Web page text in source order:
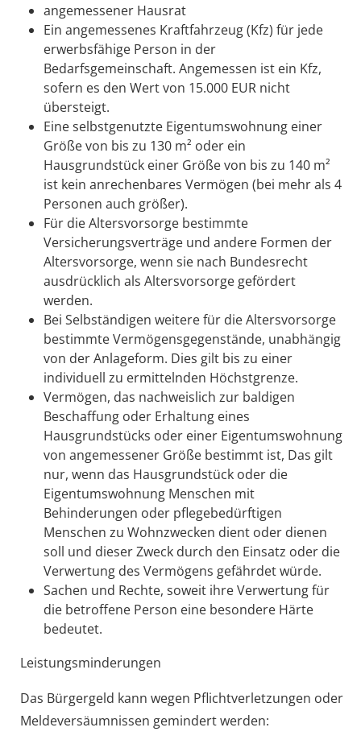
angemessener Hausrat
Ein angemessenes Kraftfahrzeug (Kfz) für jede
erwerbsfähige Person in der
Bedarfsgemeinschaft. Angemessen ist ein Kfz,
sofern es den Wert von 15.000 EUR nicht
übersteigt.
Eine selbstgenutzte Eigentumswohnung einer
Größe von bis zu 130 m² oder ein
Hausgrundstück einer Größe von bis zu 140 m²
ist kein anrechenbares Vermögen (bei mehr als 4
Personen auch größer).
Für die Altersvorsorge bestimmte
Versicherungsverträge und andere Formen der
Altersvorsorge, wenn sie nach Bundesrecht
ausdrücklich als Altersvorsorge gefördert
werden.
Bei Selbständigen weitere für die Altersvorsorge
bestimmte Vermögensgegenstände, unabhängig
von der Anlageform. Dies gilt bis zu einer
individuell zu ermittelnden Höchstgrenze.
Vermögen, das nachweislich zur baldigen
Beschaffung oder Erhaltung eines
Hausgrundstücks oder einer Eigentumswohnung
von angemessener Größe bestimmt ist, Das gilt
nur, wenn das Hausgrundstück oder die
Eigentumswohnung Menschen mit
Behinderungen oder pflegebedürftigen
Menschen zu Wohnzwecken dient oder dienen
soll und dieser Zweck durch den Einsatz oder die
Verwertung des Vermögens gefährdet würde.
Sachen und Rechte, soweit ihre Verwertung für
die betroffene Person eine besondere Härte
bedeutet.
Leistungsminderungen
Das Bürgergeld kann wegen Pflichtverletzungen oder
Meldeversäumnissen gemindert werden: